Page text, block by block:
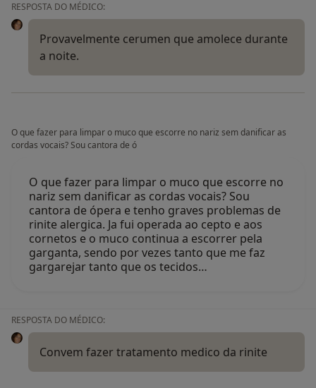
RESPOSTA DO MÉDICO:
Provavelmente cerumen que amolece durante
a noite.
O que fazer para limpar o muco que escorre no nariz sem danificar as
cordas vocais? Sou cantora de ó
O que fazer para limpar o muco que escorre no
nariz sem danificar as cordas vocais? Sou
cantora de ópera e tenho graves problemas de
rinite alergica. Ja fui operada ao cepto e aos
cornetos e o muco continua a escorrer pela
garganta, sendo por vezes tanto que me faz
gargarejar tanto que os tecidos…
RESPOSTA DO MÉDICO:
Convem fazer tratamento medico da rinite